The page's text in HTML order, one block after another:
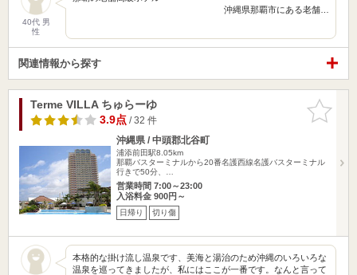
40代 男
性
沖縄県那覇市にある老舗…
関連情報から探す
お気に入
りに追加
Terme VILLA ちゅらーゆ
3.9点/ 32 件
沖縄県 / 中頭郡北谷町
浦添前田駅8.05km
那覇バスターミナルから20番名護西線名護バスターミナル
行きで50分、…
営業時間 7:00～23:00
入浴料金 900円～
日帰り 切り傷
本格的な掛け流し温泉です、美海と湯治のため沖縄のいろいろな
温泉を巡ってきましたが、私にはここが一番です。なんと言って